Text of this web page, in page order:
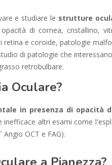
e studiare le strutture
di cornea, cristallino,
retina e coroide, patologie
di patologie che
retrobulbare.
Oculare?
in presenza di opacità
altri esami come
OCT e FAG).